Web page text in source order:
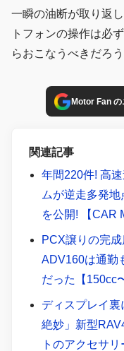
一瞬の油断が取り返
トフォンの操作は必
らおこなうべきだろう
Motor Fan の
関連記事
年間220件! 高
ムが逆走多発
を公開! 【CAR
PCX譲りの完
ADV160は通勤
だった【150cc
ディスプレイ
絶妙」新型
トのアクセサリ